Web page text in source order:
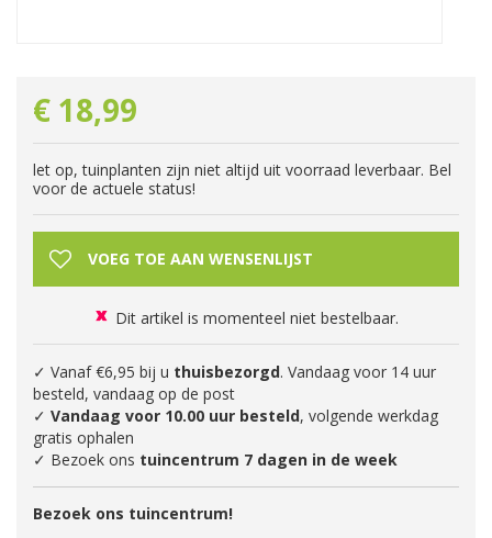
€ 18,99
let op, tuinplanten zijn niet altijd uit voorraad leverbaar. Bel
voor de actuele status!
Dit artikel is momenteel niet bestelbaar.
✓ Vanaf €6,95 bij u thuisbezorgd. Vandaag voor 14 uur
besteld, vandaag op de post
✓ Vandaag voor 10.00 uur besteld, volgende werkdag
gratis ophalen
✓ Bezoek ons tuincentrum 7 dagen in de week
Bezoek ons tuincentrum!